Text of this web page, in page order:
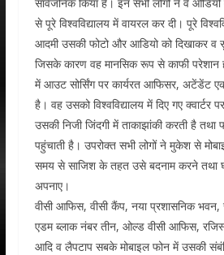
से पूरे विश्वविद्यालय में वायरल कर दी। पूरे
आदमी उसकी फोटो और आडियो को दिखाकर व
जिसके कारण वह मानसिक रूप से काफी परेशान
में आउट सोर्सिंग पर कार्यरत आफिसर, अटेंडेंट
है। वह उसको विश्वविद्यालय में दिए गए क्वार्टर
उसकी निजी जिंदगी में ताकाझांकी करती है
पहुंचाती है। उपरोक्त सभी लोगों ने मुकेश से
समय से साजिश के तहत उसे बदनाम करने तथा
अपनाए।
वीसी आफिस, वीसी कैंप, नया प्रशासनिक
एडम ब्लाक नंबर तीन, ओल्ड वीसी आफिस,
आदि व लैपटाप सबके मोबाइल फोन में उसकी